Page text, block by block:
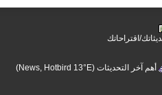
اقتراحاتك
أهم آخر التحديثات (News, Hotbird 13°E)